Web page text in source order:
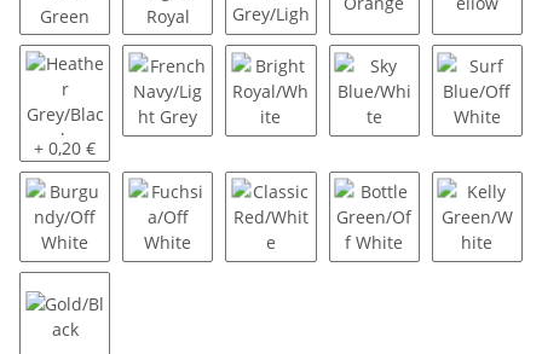
Black/Lime GreenBlack/Bright RoyalGraphite Grey/Light Grey
Black/OrangeBlack/
Heather Grey/Black
+ 0,20 €
Burgundy/Off White